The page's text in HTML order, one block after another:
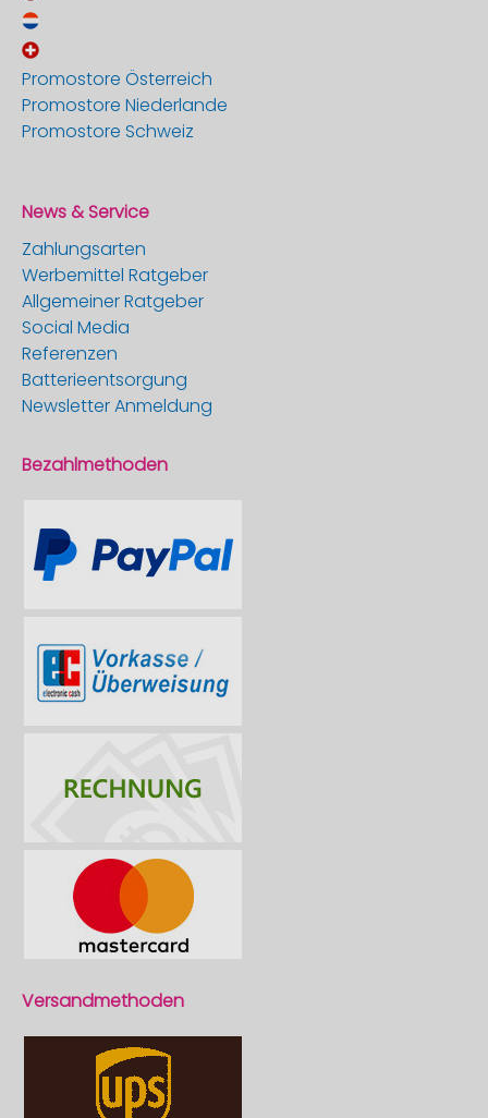
Promostore Österreich
Promostore Niederlande
Promostore Schweiz
News & Service
Zahlungsarten
Werbemittel Ratgeber
Allgemeiner Ratgeber
Social Media
Referenzen
Batterieentsorgung
Newsletter Anmeldung
Bezahlmethoden
Versandmethoden